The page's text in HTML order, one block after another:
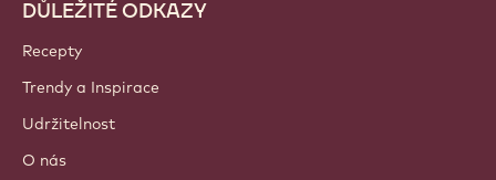
Footer
Callebaut
DŮLEŽITÉ ODKAZY
Recepty
Trendy a Inspirace
Udržitelnost
O nás